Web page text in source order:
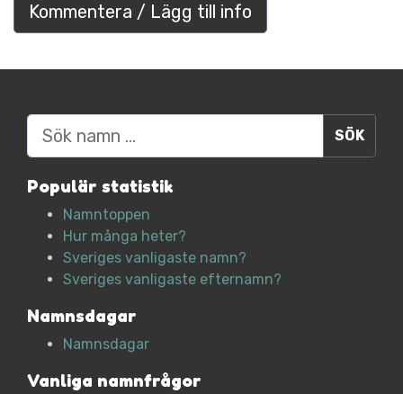
Kommentera / Lägg till info
Sök
Populär statistik
Namntoppen
Hur många heter?
Sveriges vanligaste namn?
Sveriges vanligaste efternamn?
Namnsdagar
Namnsdagar
Vanliga namnfrågor